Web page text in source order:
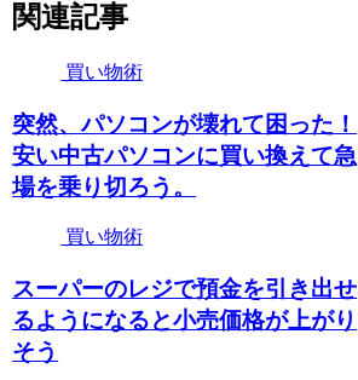
関連記事
買い物術
突然、パソコンが壊れて困った！
安い中古パソコンに買い換えて急
場を乗り切ろう。
買い物術
スーパーのレジで預金を引き出せ
るようになると小売価格が上がり
そう